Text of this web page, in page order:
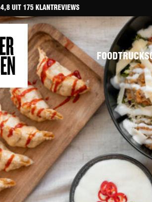
4,8 UIT 175 KLANTREVIEWS
FOODTRUCKS